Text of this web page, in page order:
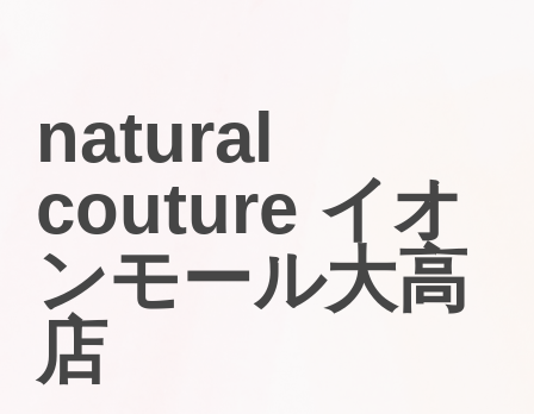
natural
couture イオ
ンモール大高
店